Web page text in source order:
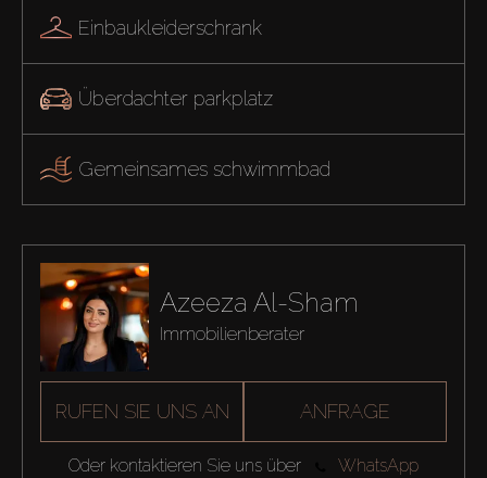
Einbaukleiderschrank
Überdachter parkplatz
Gemeinsames schwimmbad
Azeeza Al-Sham
Immobilienberater
RUFEN SIE UNS AN ANFRAGE
Oder kontaktieren Sie uns über WhatsApp